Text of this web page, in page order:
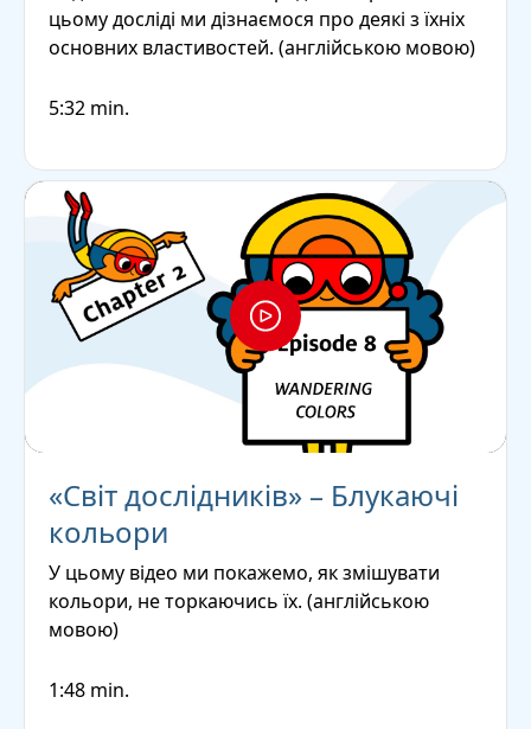
цьому досліді ми дізнаємося про деякі з їхніх
основних властивостей. (англійською мовою)
5:32 min.
«Світ дослідників» – Блукаючі
кольори
У цьому відео ми покажемо, як змішувати
кольори, не торкаючись їх. (англійською
мовою)
1:48 min.